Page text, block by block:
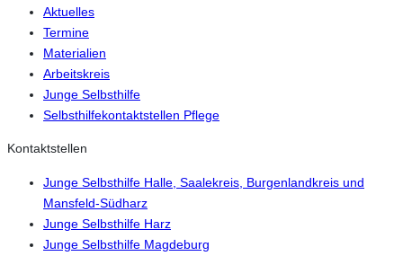
Aktuelles
Termine
Materialien
Arbeitskreis
Junge Selbsthilfe
Selbsthilfekontaktstellen Pflege
Kontaktstellen
Junge Selbsthilfe Halle, Saalekreis, Burgenlandkreis und
Mansfeld-Südharz
Junge Selbsthilfe Harz
Junge Selbsthilfe Magdeburg